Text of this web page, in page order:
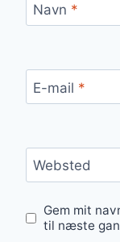
Navn *
E-mail *
Websted
Gem mit
til næste